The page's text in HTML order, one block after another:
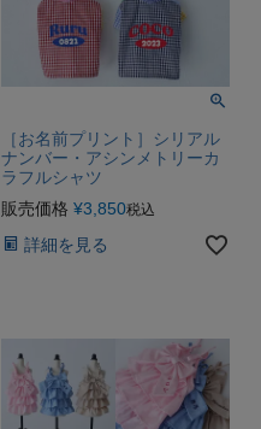
［お名前プリント］シリアル
ナンバー・アシンメトリーカ
ラフルシャツ
販売価格 ¥3,850税込
詳細を見る